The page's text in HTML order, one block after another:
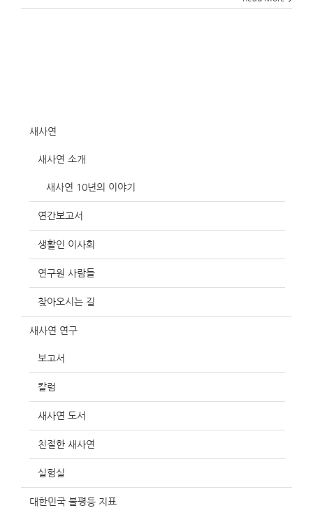
새사연
새사연 소개
새사연 10년의 이야기
연간보고서
생활인 이사회
연구원 사람들
찾아오시는 길
새사연 연구
보고서
칼럼
새사연 도서
친절한 새사연
실험실
대한민국 불평등 지표